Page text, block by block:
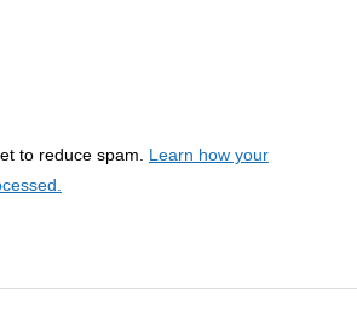
to reduce spam. Learn how your